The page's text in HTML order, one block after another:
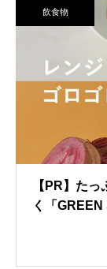
飲食物
【PR】た
く「GREEN